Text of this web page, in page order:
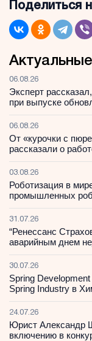
Поделиться
06.08.26
Эксперт
при выпуске
06.08.26
От «курочки с
рассказали о
03.08.26
Роботизация в
промышленных
31.07.26
“Ренессанс
аварийным днем
30.07.26
Spring
Spring Industry в
24.07.26
Юрист Александр
включению в